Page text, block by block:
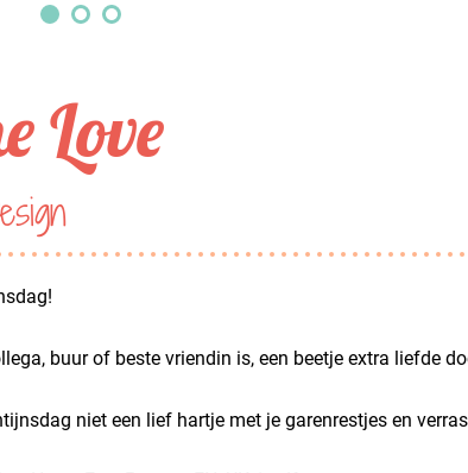
Love
buur of beste vriendin is, een beetje extra liefde
niet een lief hartje met je garenrestjes en